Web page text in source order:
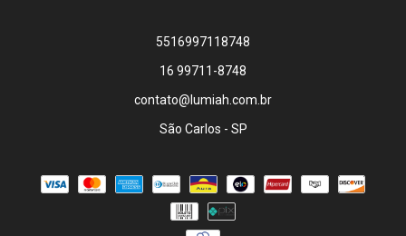
5516997118748
16 99711-8748
contato@lumiah.com.br
São Carlos - SP